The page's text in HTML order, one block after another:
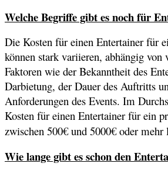
Welche Begriffe gibt es noch für
Die Kosten für einen Entertainer für
können stark variieren, abhängig von
Faktoren wie der Bekanntheit des
Darbietung, der Dauer des Auftritts
Anforderungen des Events. Im
Kosten für einen Entertainer für ein
zwischen 500€ und 5000€ oder mehr
Wie lange gibt es schon den